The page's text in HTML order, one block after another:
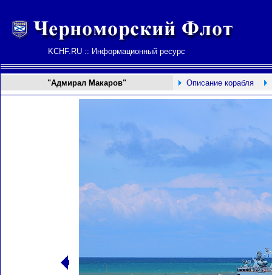
KCHF.RU :: Информационный ресурс
"Адмирал Макаров" Описание корабля